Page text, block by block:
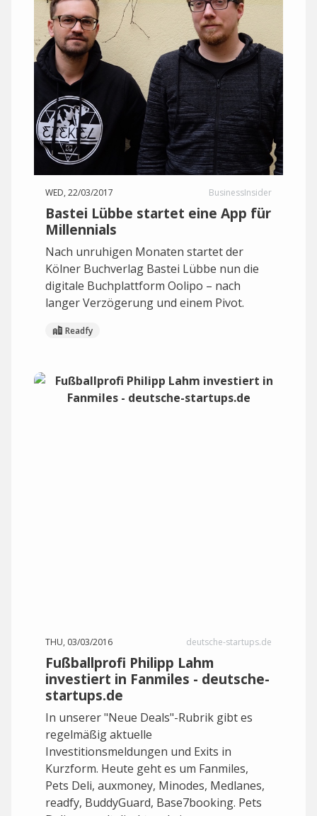
WED, 22/03/2017 BusinessInsider
Bastei Lübbe startet eine App für
Millennials
Nach unruhigen Monaten startet der
Kölner Buchverlag Bastei Lübbe nun die
digitale Buchplattform Oolipo – nach
langer Verzögerung und einem Pivot.
Readfy
THU, 03/03/2016 deutsche-startups.de
Fußballprofi Philipp Lahm
investiert in Fanmiles - deutsche-
startups.de
In unserer "Neue Deals"-Rubrik gibt es
regelmäßig aktuelle
Investitionsmeldungen und Exits in
Kurzform. Heute geht es um Fanmiles,
Pets Deli, auxmoney, Minodes, Medlanes,
readfy, BuddyGuard, Base7booking. Pets